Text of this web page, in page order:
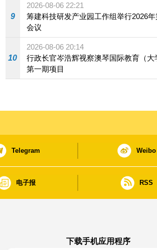
9
2026-08-06 22:21
筹建科技研发产业园工作组举行2026年
会议
10
2026-08-06 20:14
行政长官岑浩辉视察澳琴国际教育（大
第一期项目
Telegram Weibo
电子报 RSS
下载手机应用程序